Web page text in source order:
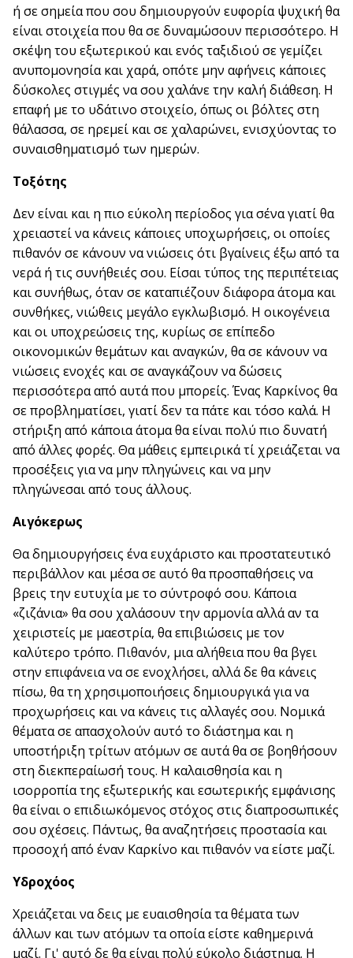
ή σε σημεία που σου δημιουργούν ευφορία ψυχική θα
είναι στοιχεία που θα σε δυναμώσουν περισσότερο. Η
σκέψη του εξωτερικού και ενός ταξιδιού σε γεμίζει
ανυπομονησία και χαρά, οπότε μην αφήνεις κάποιες
δύσκολες στιγμές να σου χαλάνε την καλή διάθεση. Η
επαφή με το υδάτινο στοιχείο, όπως οι βόλτες στη
θάλασσα, σε ηρεμεί και σε χαλαρώνει, ενισχύοντας το
συναισθηματισμό των ημερών.
Τοξότης
Δεν είναι και η πιο εύκολη περίοδος για σένα γιατί θα
χρειαστεί να κάνεις κάποιες υποχωρήσεις, οι οποίες
πιθανόν σε κάνουν να νιώσεις ότι βγαίνεις έξω από τα
νερά ή τις συνήθειές σου. Είσαι τύπος της περιπέτειας
και συνήθως, όταν σε καταπιέζουν διάφορα άτομα και
συνθήκες, νιώθεις μεγάλο εγκλωβισμό. Η οικογένεια
και οι υποχρεώσεις της, κυρίως σε επίπεδο
οικονομικών θεμάτων και αναγκών, θα σε κάνουν να
νιώσεις ενοχές και σε αναγκάζουν να δώσεις
περισσότερα από αυτά που μπορείς. Ένας Καρκίνος θα
σε προβληματίσει, γιατί δεν τα πάτε και τόσο καλά. Η
στήριξη από κάποια άτομα θα είναι πολύ πιο δυνατή
από άλλες φορές. Θα μάθεις εμπειρικά τί χρειάζεται να
προσέξεις για να μην πληγώνεις και να μην
πληγώνεσαι από τους άλλους.
Αιγόκερως
Θα δημιουργήσεις ένα ευχάριστο και προστατευτικό
περιβάλλον και μέσα σε αυτό θα προσπαθήσεις να
βρεις την ευτυχία με το σύντροφό σου. Κάποια
«ζιζάνια» θα σου χαλάσουν την αρμονία αλλά αν τα
χειριστείς με μαεστρία, θα επιβιώσεις με τον
καλύτερο τρόπο. Πιθανόν, μια αλήθεια που θα βγει
στην επιφάνεια να σε ενοχλήσει, αλλά δε θα κάνεις
πίσω, θα τη χρησιμοποιήσεις δημιουργικά για να
προχωρήσεις και να κάνεις τις αλλαγές σου. Νομικά
θέματα σε απασχολούν αυτό το διάστημα και η
υποστήριξη τρίτων ατόμων σε αυτά θα σε βοηθήσουν
στη διεκπεραίωσή τους. Η καλαισθησία και η
ισορροπία της εξωτερικής και εσωτερικής εμφάνισης
θα είναι ο επιδιωκόμενος στόχος στις διαπροσωπικές
σου σχέσεις. Πάντως, θα αναζητήσεις προστασία και
προσοχή από έναν Καρκίνο και πιθανόν να είστε μαζί.
Υδροχόος
Χρειάζεται να δεις με ευαισθησία τα θέματα των
άλλων και των ατόμων τα οποία είστε καθημερινά
μαζί. Γι' αυτό δε θα είναι πολύ εύκολο διάστημα. Η